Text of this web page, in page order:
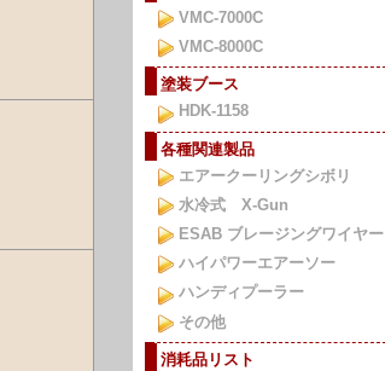
VMC-7000C
VMC-8000C
塗装ブース
HDK-1158
各種関連製品
エアークーリングシボリ
水冷式 X-Gun
ESAB ブレージングワイヤー
ハイパワーエアーソー
ハンディプーラー
その他
消耗品リスト